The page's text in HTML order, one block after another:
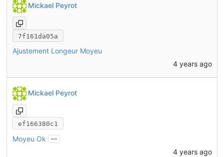
Mickael Peyrot
7f161da05a
Ajustement Longeur Moyeu
4 years ago
Mickael Peyrot
ef166380c1
Moyeu Ok
...
4 years ago